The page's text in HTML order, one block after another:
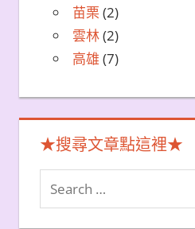
苗栗 (2)
雲林(2)
高雄 (7)
★搜尋文章點這裡★